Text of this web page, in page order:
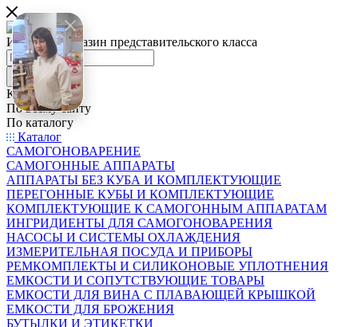
Интернет-магазин представительского класса
Каталог
По всему сайту
По каталогу
Каталог
САМОГОНОВАРЕНИЕ
САМОГОННЫЕ АППАРАТЫ
АППАРАТЫ БЕЗ КУБА И КОМПЛЕКТУЮЩИЕ
ПЕРЕГОННЫЕ КУБЫ И КОМПЛЕКТУЮЩИЕ
КОМПЛЕКТУЮЩИЕ К САМОГОННЫМ АППАРАТАМ
ИНГРИДИЕНТЫ ДЛЯ САМОГОНОВАРЕНИЯ
НАСОСЫ И СИСТЕМЫ ОХЛАЖДЕНИЯ
ИЗМЕРИТЕЛЬНАЯ ПОСУДА И ПРИБОРЫ
РЕМКОМПЛЕКТЫ И СИЛИКОНОВЫЕ УПЛОТНЕНИЯ
ЕМКОСТИ И СОПУТСТВУЮЩИЕ ТОВАРЫ
ЕМКОСТИ ДЛЯ ВИНА С ПЛАВАЮЩЕЙ КРЫШКОЙ
ЕМКОСТИ ДЛЯ БРОЖЕНИЯ
БУТЫЛКИ И ЭТИКЕТКИ